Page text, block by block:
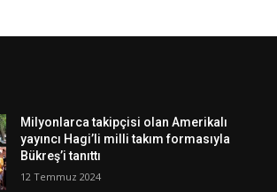
Milyonlarca takipçisi olan Amerikalı
yayıncı Hagi’li milli takım formasıyla
Bükreş’i tanıttı
12 Temmuz 2024